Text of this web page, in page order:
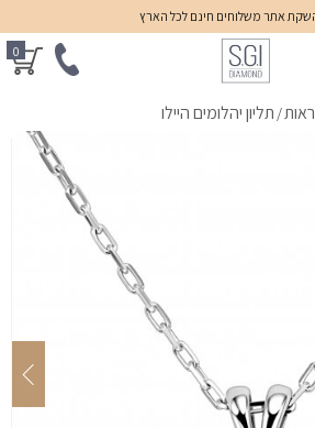
אתר משלוחים חינם לכל הארץ
0
/ תליון יהלומים היילו